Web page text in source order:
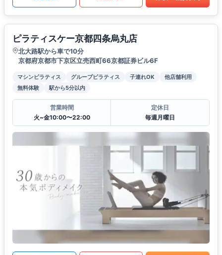
ピラティスケー京都四条烏丸店
北大路駅から車で10分
京都府京都市下京区立売西町66京都証券ビル6F
マシンピラティス グループピラティス 子連れOK
他店舗利用
無料体験
駅から5分以内
営業時間
火~金10:00〜22:00
定休日
毎週月曜日